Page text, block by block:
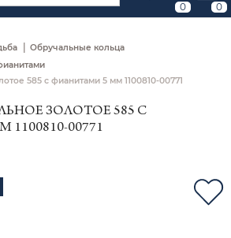
0 0
| Обручальные кольца
585 с фианитами 5 мм 1100810-00771
ЗОЛОТОЕ 585 С
00771